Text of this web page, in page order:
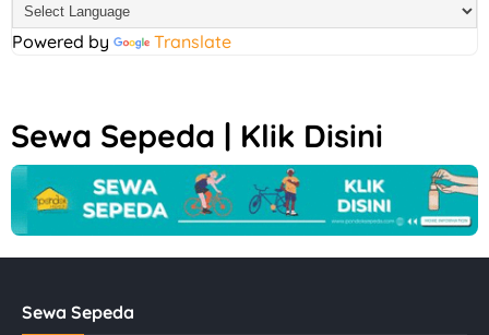
Powered by Translate
Sewa Sepeda | Klik Disini
Sewa Sepeda